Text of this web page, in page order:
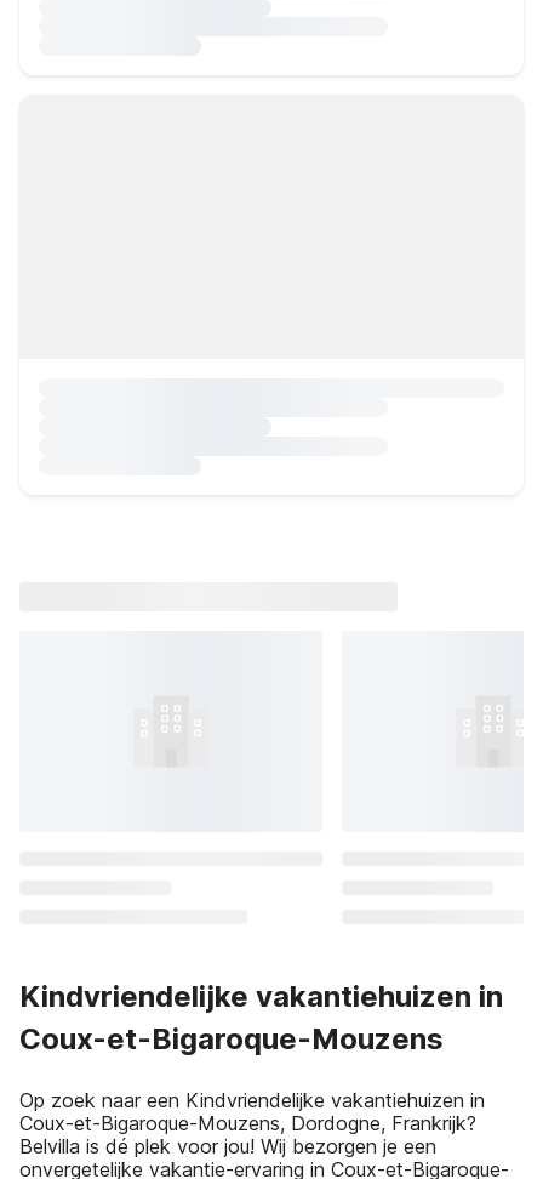
Kindvriendelijke vakantiehuizen in
Coux-et-Bigaroque-Mouzens
Op zoek naar een Kindvriendelijke vakantiehuizen in
Coux-et-Bigaroque-Mouzens, Dordogne, Frankrijk?
Belvilla is dé plek voor jou! Wij bezorgen je een
onvergetelijke vakantie-ervaring in Coux-et-Bigaroque-